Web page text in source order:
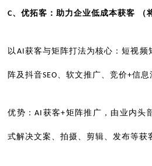
C、优拓客：助力企业低成本获客 （
以 AI获客与矩阵打法为核心：短视频
阵及抖音SEO、软文推广、竞价+信息
优势：AI 获客+矩阵推广，由业内头
式解决文案、拍摄、剪辑、发布等获